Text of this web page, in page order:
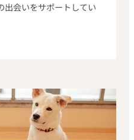
出会いをサポートしてい